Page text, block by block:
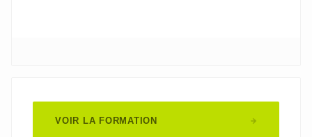
VOIR LA FORMATION